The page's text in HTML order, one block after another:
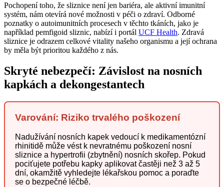
Pochopení toho, že sliznice není jen bariéra, ale aktivní imunitní
systém, nám otevírá nové možnosti v péči o zdraví. Odborné
poznatky o autoimunitních procesech v těchto tkáních, jako je
například pemfigoid sliznic, nabízí i portál UCF Health. Zdravá
sliznice je odrazem celkové vitality našeho organismu a její ochrana
by měla být prioritou každého z nás.
Skryté nebezpečí: Závislost na nosních
kapkách a dekongestantech
Varování: Riziko trvalého poškození
Nadužívání nosních kapek vedoucí k medikamentózní
rhinitidě může vést k nevratnému poškození nosní
sliznice a hypertrofii (zbytnění) nosních skořep. Pokud
pociťujete potřebu kapky aplikovat častěji než 3 až 5
dní, okamžitě vyhledejte lékařskou pomoc a poraďte
se o bezpečné léčbě.